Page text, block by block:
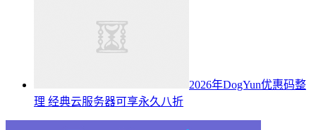
2026年DogYun优惠码整
理 经典云服务器可享永久八折